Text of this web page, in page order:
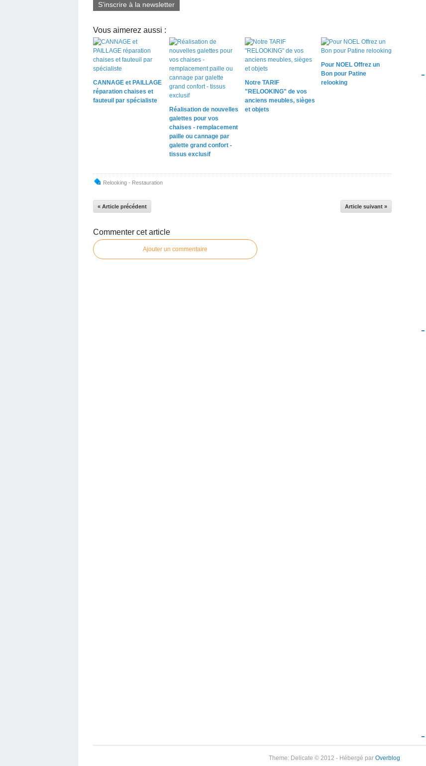
S'inscrire à la newsletter
Vous aimerez aussi :
CANNAGE et PAILLAGE
réparation chaises et
fauteuil par spécialiste
Réalisation de nouvelles
galettes pour vos
chaises - remplacement
paille ou cannage par
galette grand confort -
tissus exclusif
Notre TARIF
"RELOOKING" de vos
anciens meubles, sièges
et objets
Pour NOEL Offrez un
Bon pour Patine
relooking
Relooking - Restauration
« Article précédent Article suivant »
Commenter cet article
Ajouter un commentaire
Theme: Delicate © 2012 - Hébergé par Overblog